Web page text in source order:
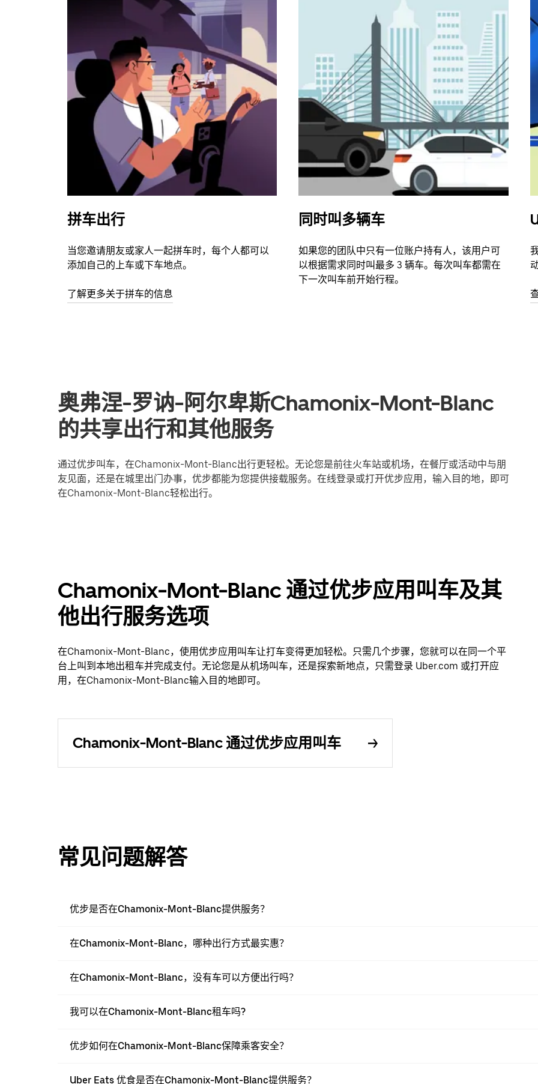
拼车出行
当您邀请朋友或家人一起拼车时，每个人都可以
添加自己的上车或下车地点。
了解更多关于拼车的信息
同时叫多辆车
如果您的团队中只有一位账户持有人，该用户可
以根据需求同时叫最多 3 辆车。每次叫车都需在
下一次叫车前开始行程。
奥弗涅-罗讷-阿尔卑斯Chamonix-Mont-Blanc
的共享出行和其他服务
通过优步叫车，在Chamonix-Mont-Blanc出行更轻松。无论您是前往火车站或机场，在餐厅或活动中与朋
友见面，还是在城里出门办事，优步都能为您提供接载服务。在线登录或打开优步应用，输入目的地，即可
在Chamonix-Mont-Blanc轻松出行。
Chamonix-Mont-Blanc 通过优步应用叫车及其
他出行服务选项
在Chamonix-Mont-Blanc，使用优步应用叫车让打车变得更加轻松。只需几个步骤，您就可以在同一个平
台上叫到本地出租车并完成支付。无论您是从机场叫车，还是探索新地点，只需登录 Uber.com 或打开应
用，在Chamonix-Mont-Blanc输入目的地即可。
Chamonix-Mont-Blanc 通过优步应用叫车
常见问题解答
优步是否在Chamonix-Mont-Blanc提供服务？
在Chamonix-Mont-Blanc，哪种出行方式最实惠？
在Chamonix-Mont-Blanc，没有车可以方便出行吗？
我可以在Chamonix-Mont-Blanc租车吗?
优步如何在Chamonix-Mont-Blanc保障乘客安全？
Uber Eats 优食是否在Chamonix-Mont-Blanc提供服务？